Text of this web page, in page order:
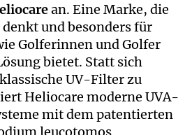
an. Eine Marke, die
und besonders für
Golferinnen und Golfer
bietet. Statt sich
UV-Filter zu
Heliocare moderne UVA-
mit dem patentierten
leucotomos